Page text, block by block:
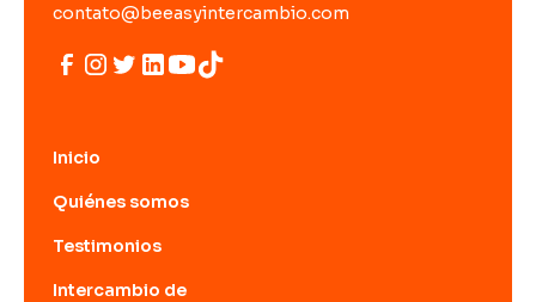
contato@beeasyintercambio.com
Inicio
Quiénes somos
Testimonios
Intercambio de